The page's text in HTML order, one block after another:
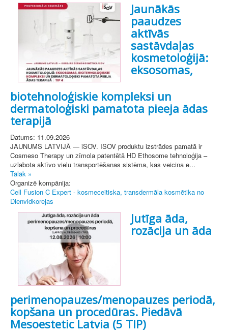
Jaunākās
paaudzes
aktīvās
sastāvdaļas
kosmetoloģijā:
eksosomas,
biotehnoloģiskie kompleksi un
dermatoloģiski pamatota pieeja ādas
terapijā
Datums: 11.09.2026
JAUNUMS LATVIJĀ — iSOV. ISOV produktu izstrādes pamatā ir
Cosmeso Therapy un zīmola patentētā HD Ethosome tehnoloģija –
uzlabota aktīvo vielu transportēšanas sistēma, kas veicina e...
Tālāk »
Organizē kompānija:
Cell Fusion C Expert - kosmeceitiska, transdermāla kosmētika no
Dienvidkorejas
Jutīga āda,
rozācija un āda
perimenopauzes/menopauzes periodā,
kopšana un procedūras. Piedāvā
Mesoestetic Latvia (5 TIP)